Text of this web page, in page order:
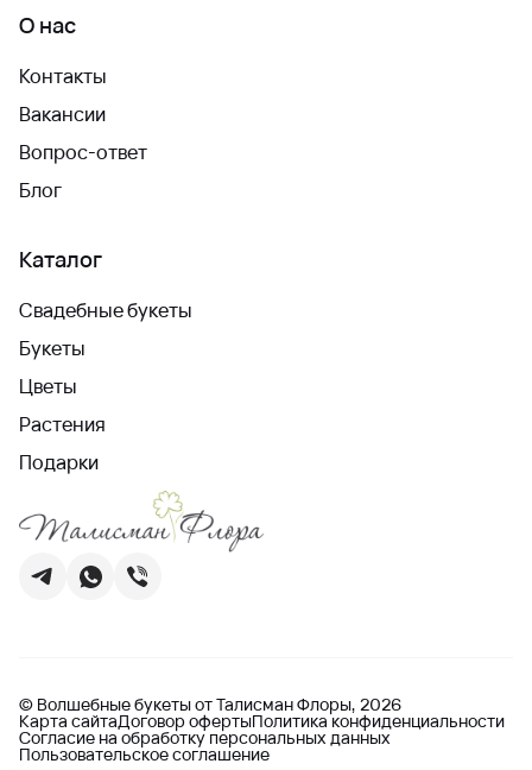
О нас
Контакты
Вакансии
Вопрос-ответ
Блог
Каталог
Свадебные букеты
Букеты
Цветы
Растения
Подарки
© Волшебные букеты от Талисман Флоры, 2026
Карта сайтаДоговор офертыПолитика конфиденциальности
Согласие на обработку персональных данных
Пользовательское соглашение